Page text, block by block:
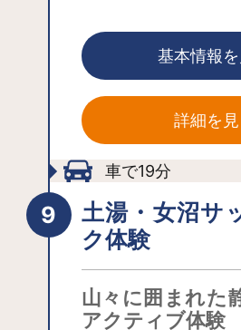
す。四季折々の風
ビールやこけし館
※メインシンボルと
教会は、かつては
らず、厳粛なセレモ
しています。
基本情報
詳細を
車で19分
土湯・女沼サ
ク体験
山々に囲まれた
アクティブ体験